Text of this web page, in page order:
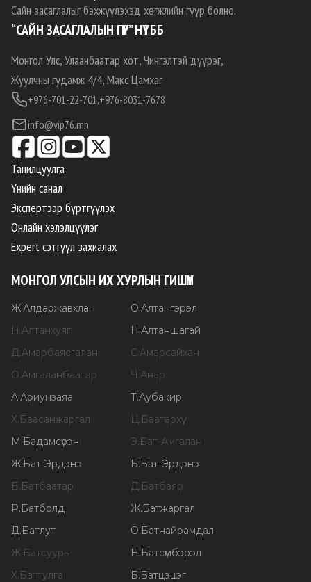
Сайн засаглалыг бэхжүүлэхэд хөгжлийн гүүр болно.
“САЙН ЗАСАГЛАЛЫН ГҮҮР” НҮТББ
Монгол Улс, Улаанбаатар хот, Чингэлтэй дүүрэг,
Жуулчны гудамж 4/4, Макс Цамхаг
+976-701-22-701,+976-8031-7678
info@vip76.mn
Танилцуулга
Үнийн санал
Экспертээр бүртгүүлэх
Онлайн хэлэлцүүлэг
Expert сэтгүүл захиалах
МОНГОЛ УЛСЫН ИХ ХУРЛЫН ГИШҮҮН
Ж.Алдаржавхлан О.Алтангэрэл
Н.Алтанхуяг Н.Алтаншагай
Д.Амарбаясгалан С.Амарсайхан
О.Амгаланбаатар Ч.Анар
А.Ариунзаяа Т.Аубакир
Х.Баасанжаргал Ц.Баатархүү
М.Бадамсүрэн Э.Бат-Амгалан
Ж.Бат-Эрдэнэ Б.Бат-Эрдэнэ
Б.Батбаатар Д.Батбаяр
Р.Батболд Ж.Батжаргал
Д.Батлут О.Батнайрамдал
Ж.Батсуурь Н.Батсүмбэрэл
Х.Баттулга Б.Батцэцэг